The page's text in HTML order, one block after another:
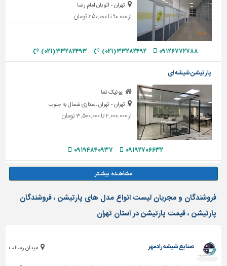
تهران - اتوبان امام رضا
از ۹۰,۰۰۰ تا ۲۵۰,۰۰۰ تومان
۰۹۱۲۶۷۷۲۷۸۸ ۳۳۲۸۲۴۹۲ (۰۲۱) ۳۳۲۸۲۴۹۳ (۰۲۱)
پارتیشن شیشه ای
یونیک نما
تهران - تهران .ستاری شمال به جنوب
از ۲,۰۰۰,۰۰۰ تا ۳,۵۰۰,۰۰۰ تومان
۰۹۱۹۲۷۰۶۶۳۲ ۰۹۱۹۴۸۴۰۹۳۷
فروشندگان و مجریان لیست انواع مدل های پارتیشن ، فروشندگان
پارتیشن ، قیمت پارتیشن در استان تهران
میدان رسالت صنایع شیشه رادمهر